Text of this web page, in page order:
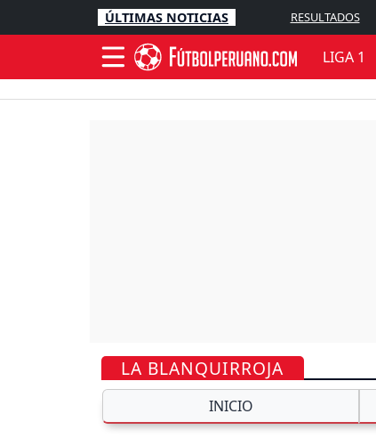
ÚLTIMAS NOTICIAS RESULTADOS
LIGA 1
LA BLANQUIRROJA
INICIO